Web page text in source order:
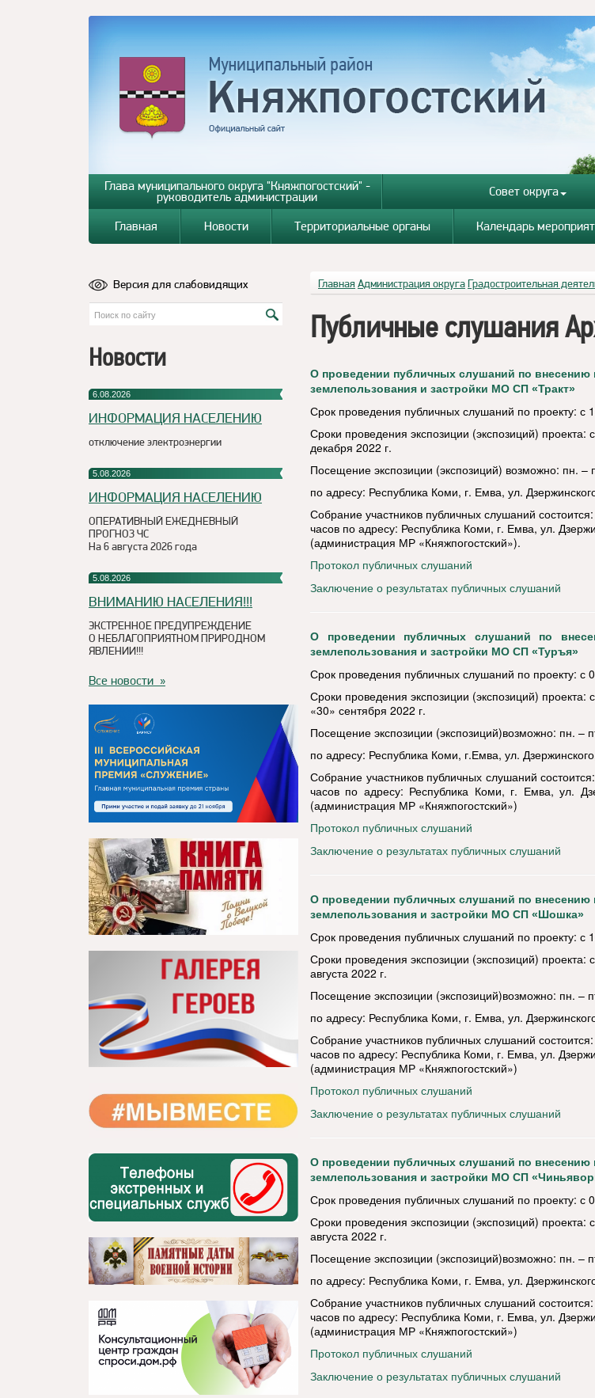
Глава муниципального округа "Княжпогостский" -
руководитель администрации Совет округа
Главная Новости Территориальные органы Календарь
Версия для слабовидящих
Новости
6.08.2026
ИНФОРМАЦИЯ НАСЕЛЕНИЮ
отключение электроэнергии
5.08.2026
ИНФОРМАЦИЯ НАСЕЛЕНИЮ
ОПЕРАТИВНЫЙ ЕЖЕДНЕВНЫЙ
ПРОГНОЗ ЧС
На 6 августа 2026 года
5.08.2026
ВНИМАНИЮ НАСЕЛЕНИЯ!!!
ЭКСТРЕННОЕ ПРЕДУПРЕЖДЕНИЕ
О НЕБЛАГОПРИЯТНОМ ПРИРОДНОМ
ЯВЛЕНИИ!!!
Все новости »
Главная Администрация округаГрадостроительная
Публичные слушания
О проведении публичных слушаний по внесению
землепользования и застройки МО СП «Тракт»
Срок проведения публичных слушаний по проекту: с
Сроки проведения экспозиции (экспозиций) проекта:
декабря 2022 г.
Посещение экспозиции (экспозиций) возможно: пн. –
по адресу: Республика Коми, г. Емва, ул.
Собрание участников публичных слушаний
часов по адресу: Республика Коми, г. Емва, ул.
(администрация МР «Княжпогостский»).
Протокол публичных слушаний
Заключение о результатах публичных слушаний
О проведении публичных слушаний по
землепользования и застройки МО СП «Туръя»
Срок проведения публичных слушаний по проекту: с
Сроки проведения экспозиции (экспозиций) проекта:
«30» сентября 2022 г.
Посещение экспозиции (экспозиций)возможно: пн. –
по адресу: Республика Коми, г.Емва, ул.
Собрание участников публичных слушаний
часов по адресу: Республика Коми, г. Емва, ул.
(администрация МР «Княжпогостский»)
Протокол публичных слушаний
Заключение о результатах публичных слушаний
О проведении публичных слушаний по внесению
землепользования и застройки МО СП «Шошка»
Срок проведения публичных слушаний по проекту: с
Сроки проведения экспозиции (экспозиций)
августа 2022 г.
Посещение экспозиции (экспозиций)возможно: пн. –
по адресу: Республика Коми, г. Емва, ул.
Собрание участников публичных слушаний
часов по адресу: Республика Коми, г. Емва, ул.
(администрация МР «Княжпогостский»)
Протокол публичных слушаний
Заключение о результатах публичных слушаний
О проведении публичных слушаний по внесению
землепользования и застройки МО СП
Срок проведения публичных слушаний по проекту: с
Сроки проведения экспозиции (экспозиций)
августа 2022 г.
Посещение экспозиции (экспозиций)возможно: пн. –
по адресу: Республика Коми, г. Емва, ул.
Собрание участников публичных слушаний
часов по адресу: Республика Коми, г. Емва, ул.
(администрация МР «Княжпогостский»)
Протокол публичных слушаний
Заключение о результатах публичных слушаний